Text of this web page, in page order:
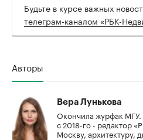
Будьте в курсе важных
телеграм-каналом «РБК-
Авторы
Вера Лунькова
Окончила журфак МГУ.
с 2018-го - редактор
Москву, архитектуру,